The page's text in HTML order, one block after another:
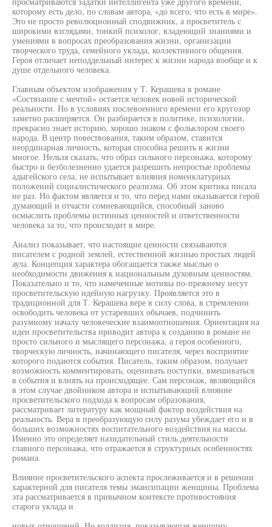
которому есть дело, по словам автора, «до всего, что есть в мире».
Это не просто революционный сподвижник, а просветитель с
широкими взглядами, тонкий психолог, владеющий знаниями и
умениями в вопросах преобразования жизни, организации
творческого труда, семейного уклада, коллективного общения.
Героя отличает неподдельный интерес к жизни народа вообще и к
душе отдельного человека.
Главным объектом изображения у Т. Керашева в романе
«Состязание с мечтой» остается человек новой исторической
реальности. Но в условиях послевоенного времени его кругозор
заметно расширяется. Он разбирается в политике, психологии,
прекрасно знает историю, хорошо знаком с фольклором своего
народа. В центр повествования, таким образом, ставится
неординарная личность, которая способна решить в жизни
многое. Нельзя сказать, что образ сильного персонажа, которому
быстро и безболезненно удается разрешить непростые проблемы
адыгейского села, не испытывает влияния номенклатурных
положений социалистического реализма. Об этом критика писала
не раз. Но фактом является и то, что перед нами оказывается герой
думающий и отчасти сомневающийся, способный заново
осмыслить проблемы истинных ценностей и ответственности
человека за то, что происходит в мире.
Анализ показывает, что настоящие ценности связываются
писателем с родной землей, естественной жизнью простых людей
аула. Концепция характера обогащается также мыслью о
необходимости движения к национальным духовным ценностям.
Показательно и то, что намеченные мотивы по-прежнему несут
просветительскую идейную нагрузку. Проявляется это в
традиционной для Т. Керашева вере в силу слова, в стремлении
освободить человека от устаревших обычаев, подчинить
разумному началу человеческие взаимоотношения. Ориентация на
идеи просветительства приводит автора к созданию в романе не
просто сильного и мыслящего персонажа, а героя особенного,
творческую личность, начинающего писателя, через восприятие
которого подаются события. Писатель, таким образом, получает
возможность комментировать, оценивать поступки, вмешиваться
в события и влиять на происходящее. Сам персонаж, являющийся
в этом случае двойником автора и испытывающий влияние
просветительского подхода к вопросам образования,
рассматривает литературу как мощный фактор воздействия на
реальность. Вера в преобразующую силу разума убеждает его и в
больших возможностях воспитательного воздействия на массы.
Именно это определяет назидательный стиль деятельности
главного персонажа, что отражается в структурных особенностях
романа.
Влияние просветительского аспекта прослеживается и в решении
характерной для писателя темы эмансипации женщины. Проблема
эта рассматривается в привычном контексте противостояния
старого уклада и